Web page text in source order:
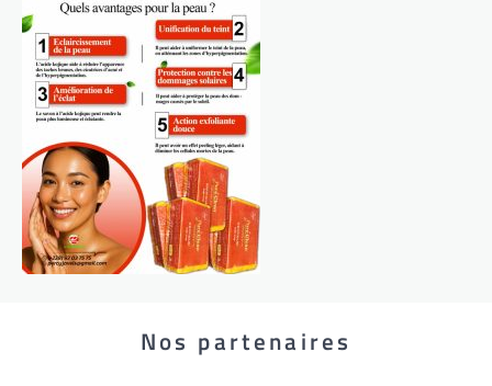
Nos partenaires